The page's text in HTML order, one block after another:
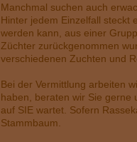
Manchmal suchen auch
Hinter jedem Einzelfall steckt
werden kann, aus einer
Züchter zurückgenommen
verschiedenen Zuchten und
Bei der Vermittlung arbeiten
haben, beraten wir Sie gerne
auf SIE wartet. Sofern
Stammbaum.